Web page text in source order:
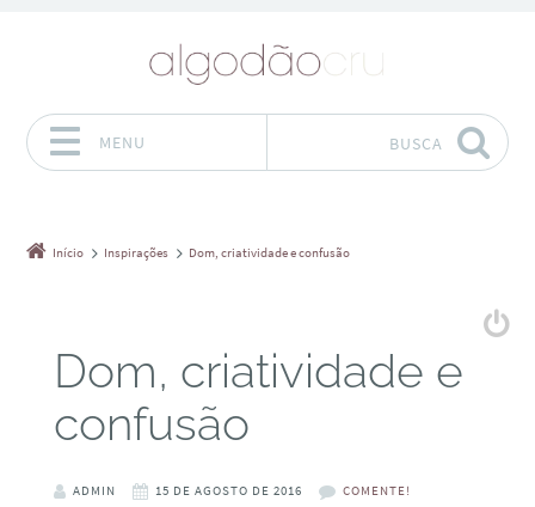
MENU BUSCA
Início Inspirações Dom, criatividade e confusão
Dom, criatividade e
confusão
ADMIN 15 DE AGOSTO DE 2016
COMENTE!